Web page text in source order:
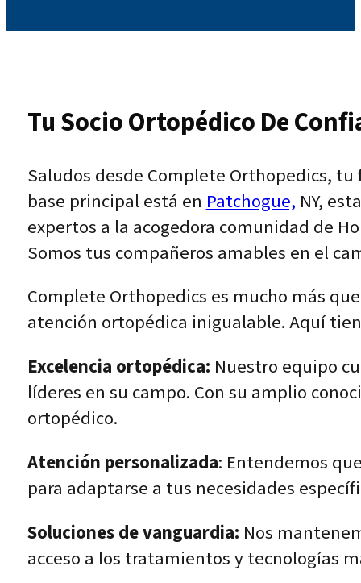
Tu Socio Ortopédico De
Saludos desde Complete Orthopedics,
base principal está en Patchogue, NY,
expertos a la acogedora comunidad de
Somos tus compañeros amables en el
Complete Orthopedics es mucho más
atención ortopédica inigualable. Aquí
Excelencia ortopédica: Nuestro equipo
líderes en su campo. Con su amplio
ortopédico.
Atención personalizada: Entendemos
para adaptarse a tus necesidades
Soluciones de vanguardia: Nos
acceso a los tratamientos y tecnologías